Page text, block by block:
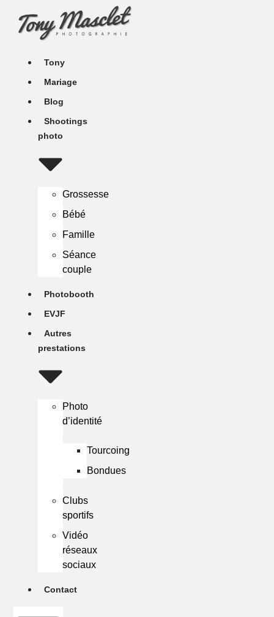
contenu
Tony
Mariage
Blog
Shootings
photo
Grossesse
Bébé
Famille
Séance
couple
Photobooth
EVJF
Autres
prestations
Photo
d’identité
Tourcoing
Bondues
Clubs
sportifs
Vidéo
réseaux
sociaux
Contact